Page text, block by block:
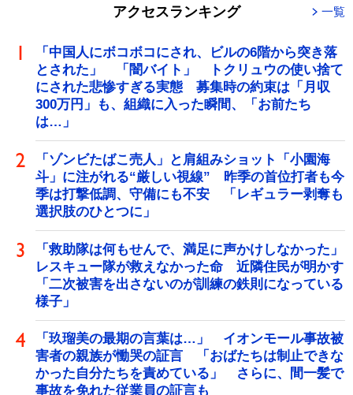
アクセスランキング 一覧
「中国人にボコボコにされ、ビルの6階から突き落
とされた」 「闇バイト」 トクリュウの使い捨て
にされた悲惨すぎる実態 募集時の約束は「月収
300万円」も、組織に入った瞬間、「お前たち
は…」
「ゾンビたばこ売人」と肩組みショット「小園海
斗」に注がれる“厳しい視線” 昨季の首位打者も今
季は打撃低調、守備にも不安 「レギュラー剥奪も
選択肢のひとつに」
「救助隊は何もせんで、満足に声かけしなかった」
レスキュー隊が救えなかった命 近隣住民が明かす
「二次被害を出さないのが訓練の鉄則になっている
様子」
「玖瑠美の最期の言葉は…」 イオンモール事故被
害者の親族が慟哭の証言 「おばたちは制止できな
かった自分たちを責めている」 さらに、間一髪で
事故を免れた従業員の証言も